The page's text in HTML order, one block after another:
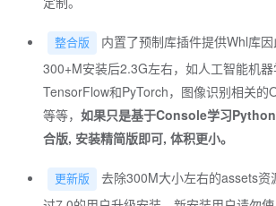
整合版
内置了预制库插件提供Whl库
300+M安装后2.3G左右，如人工智能机
TensorFlow和PyTorch，图像识别相关的
等等， 如果只是基于Console学习
合版, 安装精简版即可, 体积更小。
更新版
去除300M大小左右的assets资